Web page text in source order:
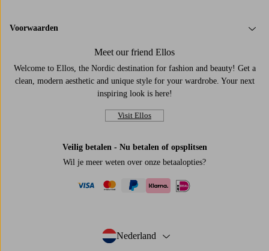
Voorwaarden
Meet our friend Ellos
Welcome to Ellos, the Nordic destination for fashion and beauty! Get a
clean, modern aesthetic and unique style for your wardrobe. Your next
inspiring look is here!
Visit Ellos
Veilig betalen - Nu betalen of opsplitsen
Wil je meer weten over onze betaalopties?
Nederland
- Selecteer land